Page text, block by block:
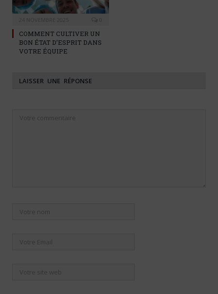
COMMENT CULTIVER UN
BON ÉTAT D’ESPRIT DANS
VOTRE ÉQUIPE
LAISSER UNE RÉPONSE